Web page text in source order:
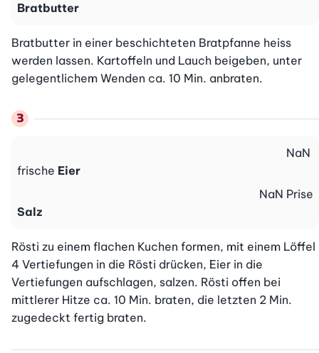
Bratbutter
Bratbutter in einer beschichteten Bratpfanne heiss
werden lassen. Kartoffeln und Lauch beigeben, unter
gelegentlichem Wenden ca. 10 Min. anbraten.
frische Eier
NaN
Salz
NaN Prise
Rösti zu einem flachen Kuchen formen, mit einem Löffel
4 Vertiefungen in die Rösti drücken, Eier in die
Vertiefungen aufschlagen, salzen. Rösti offen bei
mittlerer Hitze ca. 10 Min. braten, die letzten 2 Min.
zugedeckt fertig braten.